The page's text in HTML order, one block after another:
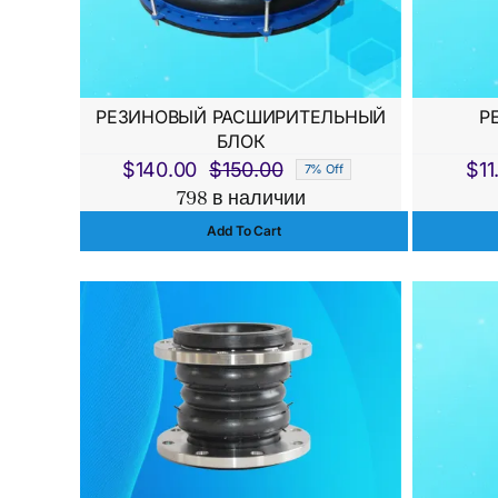
РЕЗИНОВЫЙ РАСШИРИТЕЛЬНЫЙ
БЛОК
$150.00
Первоначальная
цена
составляла
$140.00
Текущая
цена:
$140.00.
7% Off
798 в наличии
Add To Cart
$